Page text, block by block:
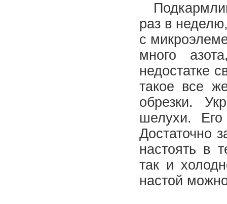
раз в
с
много
недостатке
такое все
обрезки.
шелухи.
Достаточно
настоять в
так и
настой